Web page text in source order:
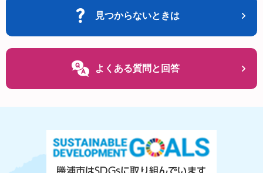
見つからないときは
よくある質問と回答